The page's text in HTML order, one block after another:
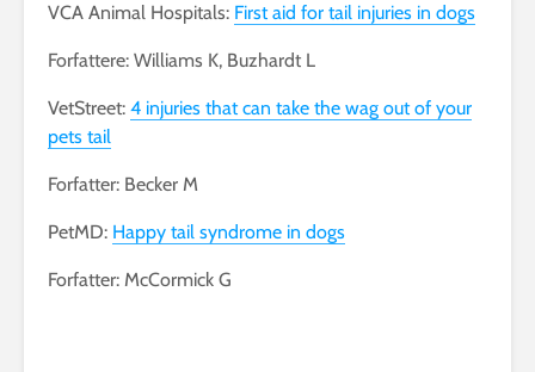
VCA Animal Hospitals: First aid for tail injuries in dogs
Forfattere: Williams K, Buzhardt L
VetStreet: 4 injuries that can take the wag out of your
pets tail
Forfatter: Becker M
PetMD: Happy tail syndrome in dogs
Forfatter: McCormick G